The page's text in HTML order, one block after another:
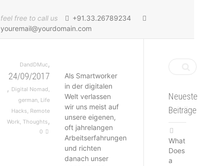
feel free to call us
+91.33.26789234
youremail@yourdomain.com
DandDMuc,
24/09/2017
, Digital Nomad,
german, Life
Hacks, Remote
Work, Thoughts,
0
Als Smartworker
in der digitalen
Welt verlassen
wir uns meist auf
unsere eigenen,
oft jahrelangen
Arbeitserfahrungen
und richten
danach unser
Neueste
Beiträge
What
Does
a